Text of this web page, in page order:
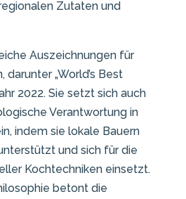
Zutaten und
Auszeichnungen für
„World’s Best
2022. Sie setzt sich auch
Verantwortung in
indem sie lokale Bauern
und sich für die
Kochtechniken einsetzt.
betont die